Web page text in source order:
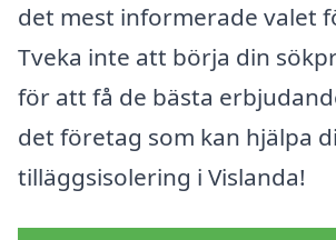
det mest informerade valet
Tveka inte att börja din
för att få de bästa
det företag som kan hjälpa
tilläggsisolering i Vislanda!